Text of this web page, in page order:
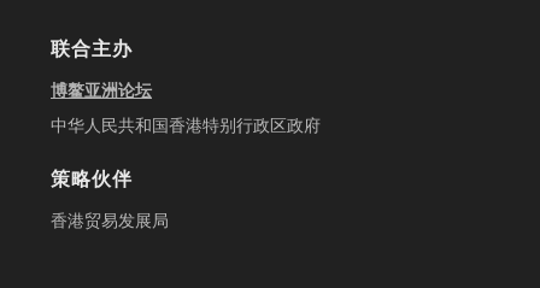
联合主办
博鳌亚洲论坛
中华人民共和国香港特别行政区政府
策略伙伴
香港贸易发展局